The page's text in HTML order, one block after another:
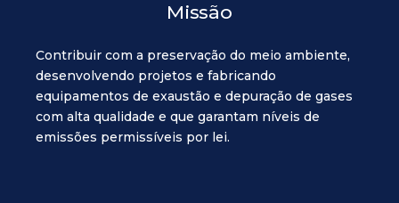
Missão
Contribuir com a preservação do meio ambiente,
desenvolvendo projetos e fabricando
equipamentos de exaustão e depuração de gases
com alta qualidade e que garantam níveis de
emissões permissíveis por lei.